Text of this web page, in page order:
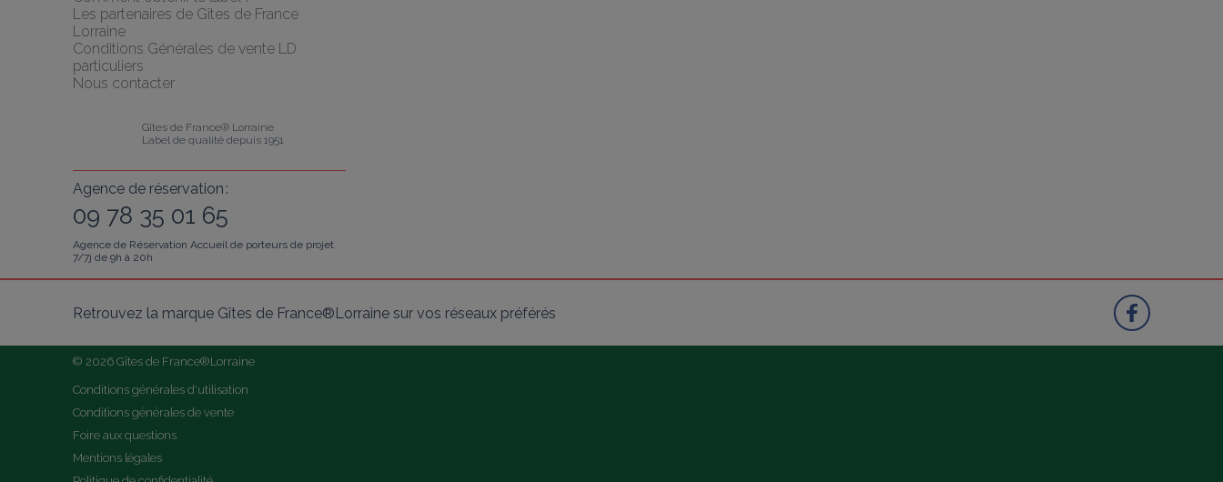
Les partenaires de Gîtes de France
Lorraine
Conditions Générales de vente LD
particuliers
Nous contacter
Gîtes de France® Lorraine
Label de qualité depuis 1951
Agence de réservation :
09 78 35 01 65
Agence de Réservation Accueil de porteurs de projet
7/7j de 9h à 20h
Retrouvez la marque Gîtes de France®Lorraine sur vos réseaux préférés
© 2026 Gîtes de France®Lorraine
Conditions générales d'utilisation
Conditions générales de vente
Foire aux questions
Mentions légales